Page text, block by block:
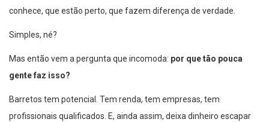
conhece, que estão perto, que fazem diferença de verdade.
Simples, né?
Mas então vem a pergunta que incomoda: por que tão pouca
gente faz isso?
Barretos tem potencial. Tem renda, tem empresas, tem
profissionais qualificados. E, ainda assim, deixa dinheiro escapar